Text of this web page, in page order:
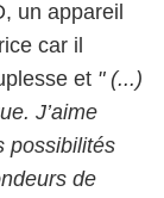
un appareil
car il
et " (...)
J’aime
possibilités
de